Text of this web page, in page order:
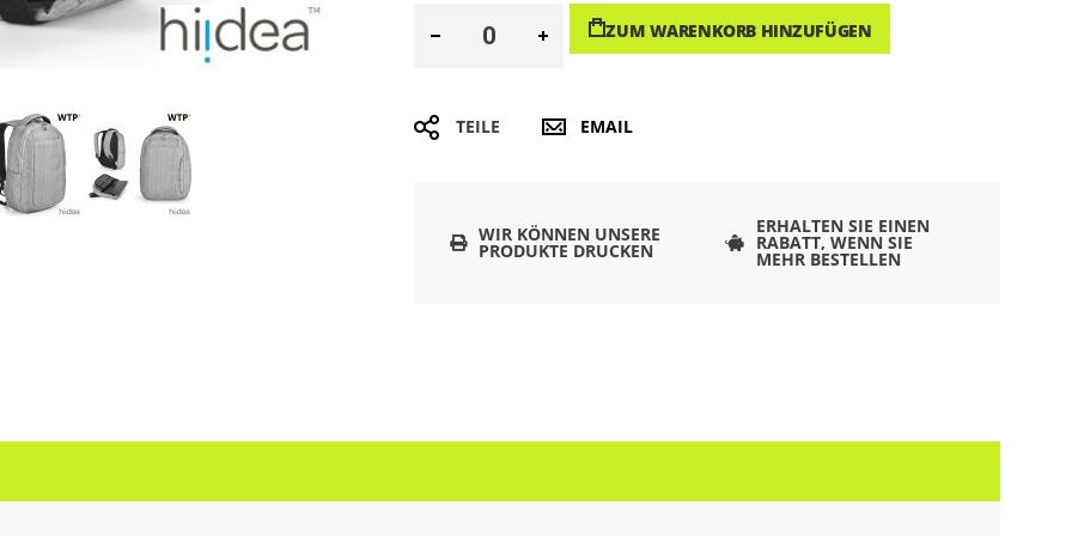
ZUM WARENKORB HINZUFÜGEN
TEILE EMAIL
WIR KÖNNEN UNSERE
PRODUKTE DRUCKEN
ERHALTEN SIE EINEN
RABATT, WENN SIE
MEHR BESTELLEN